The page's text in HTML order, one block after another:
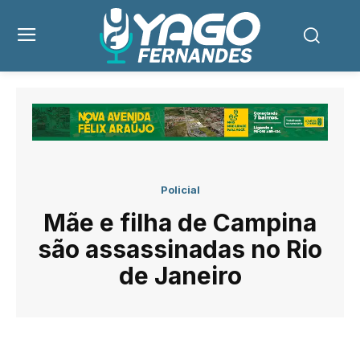
Policial
Mãe e filha de Campina
são assassinadas no Rio
de Janeiro